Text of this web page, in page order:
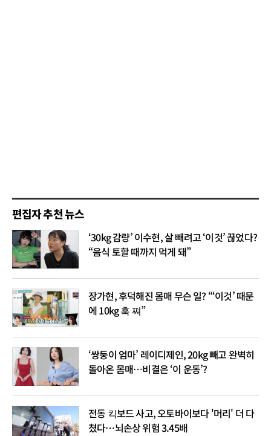
편집자 추천 뉴스
‘30kg 감량’ 이수현, 살 빼려고 ‘이것’ 끊었다?
“음식 토할 때까지 먹게 돼”
장가현, 후덕해진 몸매 무슨 일? “‘이것’ 때문
에 10kg 훅 쪄”
‘쌍둥이 엄마’ 레이디제인, 20kg 빼고 완벽히
돌아온 몸매…비결은 ‘이 운동’?
전동 킥보드 사고, 오토바이보다 '머리' 더 다
쳤다…뇌손상 위험 3.45배